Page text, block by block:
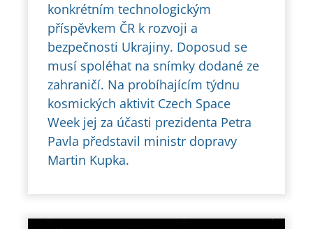
konkrétním technologickým
příspěvkem ČR k rozvoji a
bezpečnosti Ukrajiny. Doposud se
musí spoléhat na snímky dodané ze
zahraničí. Na probíhajícím týdnu
kosmických aktivit Czech Space
Week jej za účasti prezidenta Petra
Pavla představil ministr dopravy
Martin Kupka.